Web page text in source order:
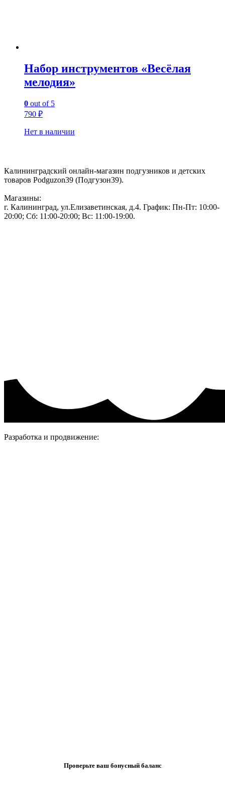
Набор инструментов «Весёлая
мелодия»
0 out of 5
790 ₽
Нет в наличии
Калининградский онлайн-магазин подгузников и детских
товаров Podguzon39 (Подгузон39).
Магазины:
г. Калининград, ул.Елизаветинская, д.4. График: Пн-Пт: 10:00-
20:00; Сб: 11:00-20:00; Вс: 11:00-19:00.
Разработка и продвижение:
Проверьте ваш бонусный баланс